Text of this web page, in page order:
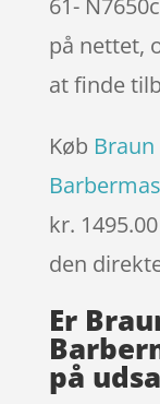
på nettet,
at finde
Køb Braun
kr. 1495.00
den
Er
på